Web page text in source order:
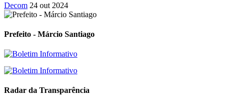
Decom 24 out 2024
Prefeito - Márcio Santiago
Radar da Transparência